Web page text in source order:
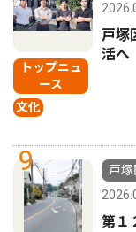
トップニュ
ース
文化
戸
活
9
戸
第１